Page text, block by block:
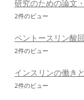
研究のための論文
2件のビュー
ペントースリン酸
2件のビュー
インスリンの働き
2件のビュー